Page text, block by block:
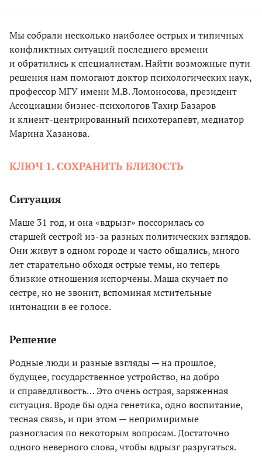
Мы собрали несколько наиболее острых и типичных
конфликтных ситуаций последнего времени
и обратились к специалистам. Найти возможные пути
решения нам помогают доктор психологических наук,
профессор МГУ имени М.В. Ломоносова, президент
Ассоциации бизнес-психологов Тахир Базаров
и клиент-центрированный психотерапевт, медиатор
Марина Хазанова.
КЛЮЧ 1. СОХРАНИТЬ БЛИЗОСТЬ
Ситуация
Маше 31 год, и она «вдрызг» поссорилась со
старшей сестрой из-за разных политических взглядов.
Они живут в одном городе и часто общались, много
лет старательно обходя острые темы, но теперь
близкие отношения испорчены. Маша скучает по
сестре, но не звонит, вспоминая мстительные
интонации в ее голосе.
Решение
Родные люди и разные взгляды — на прошлое,
будущее, государственное устройство, на добро
и справедливость… Это очень острая, заряженная
ситуация. Вроде бы одна генетика, одно воспитание,
тесная связь, и при этом — непримиримые
разногласия по некоторым вопросам. Достаточно
одного неверного слова, чтобы вдрызг разругаться.